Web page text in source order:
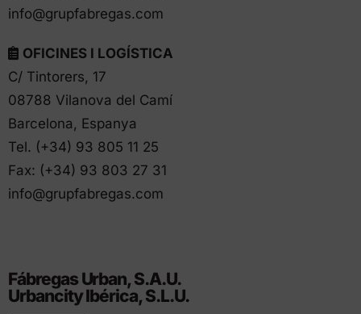
info@grupfabregas.com
OFICINES I LOGÍSTICA
C/ Tintorers, 17
08788 Vilanova del Camí
Barcelona, Espanya
Tel. (+34) 93 805 11 25
Fax: (+34) 93 803 27 31
info@grupfabregas.com
Fábregas Urban, S.A.U.
Urbancity Ibérica, S.L.U.